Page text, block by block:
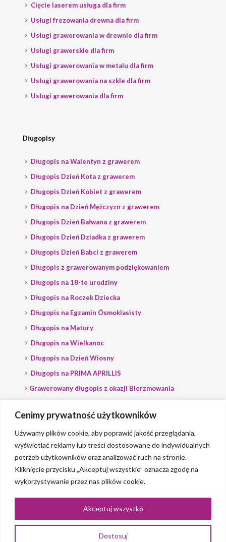
Cenimy prywatność użytkowników
Używamy plików cookie, aby poprawić jakość przeglądania,
wyświetlać reklamy lub treści dostosowane do indywidualnych
potrzeb użytkowników oraz analizować ruch na stronie.
Kliknięcie przycisku „Akceptuj wszystkie” oznacza zgodę na
wykorzystywanie przez nas plików cookie.
Dostosuj
Akceptuj wszystko
Cięcie laserem usługa dla firm
Usługi frezowania drewna dla firm
Usługi grawerowania w drewnie dla firm
Usługi grawerskie dla firm
Usługi grawerowania w metalu dla firm
Usługi grawerowania na szkle dla firm
Usługi grawerowania dla firm
Długopisy
Długopis na Walentyn z grawerem
Długopis Dzień Kota z grawerem
Długopis Dzień Kobiet z grawerem
Długopis na Dzień Mężczyzn z grawerem
Długopis Dzień Bałwana z grawerem
Długopis Dzień Dziadka z grawerem
Długopis Dzień Babci z grawerem
Długopis z grawerowanym podziękowaniem
Długopis na 18-te urodziny
Długopis na Roczek Dziecka
Długopis na Egzamin Ósmoklasisty
Długopis na Matury
Długopis na Wielkanoc
Długopis na Dzień Wiosny
Długopis na PRIMA APRILLIS
Grawerowany długopis z okazji Bierzmowania
Grawerowany długopis dla Polityka
© 2023 Grawerlik |2QBS